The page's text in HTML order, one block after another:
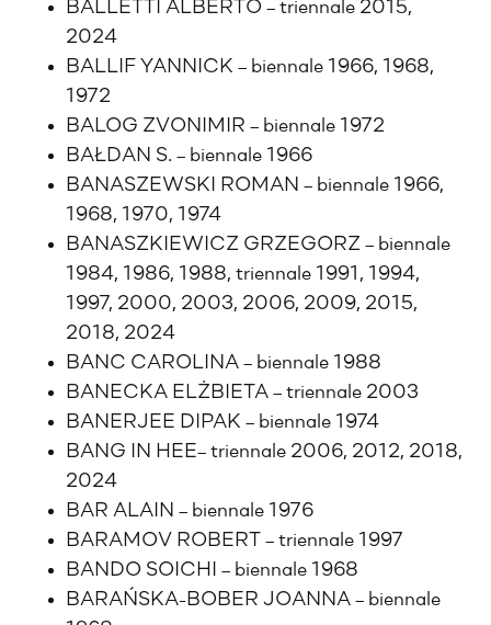
BALLETTI ALBERTO – triennale 2015,
2024
BALLIF YANNICK – biennale 1966, 1968,
1972
BALOG ZVONIMIR – biennale 1972
BAŁDAN S. – biennale 1966
BANASZEWSKI ROMAN – biennale 1966,
1968, 1970, 1974
BANASZKIEWICZ GRZEGORZ – biennale
1984, 1986, 1988, triennale 1991, 1994,
1997, 2000, 2003, 2006, 2009, 2015,
2018, 2024
BANC CAROLINA – biennale 1988
BANECKA ELŻBIETA – triennale 2003
BANERJEE DIPAK – biennale 1974
BANG IN HEE– triennale 2006, 2012, 2018,
2024
BAR ALAIN – biennale 1976
BARAMOV ROBERT – triennale 1997
BANDO SOICHI – biennale 1968
BARAŃSKA-BOBER JOANNA – biennale